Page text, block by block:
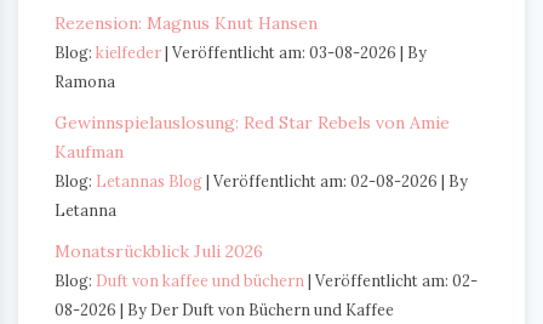
Rezension: Magnus Knut Hansen
Blog: kielfeder Veröffentlicht am: 03-08-2026
By
Ramona
Gewinnspielauslosung: Red Star Rebels von Amie
Kaufman
Blog: Letannas Blog Veröffentlicht am: 02-08-2026
By
Letanna
Monatsrückblick Juli 2026
Blog: Duft von kaffee und büchern
Veröffentlicht am: 02-
08-2026
By Der Duft von Büchern und Kaffee